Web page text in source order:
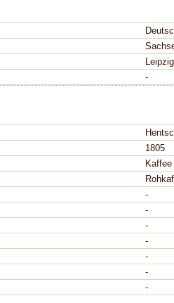
Leipzig
-
1805
Kaffee
-
-
-
-
-
-
-